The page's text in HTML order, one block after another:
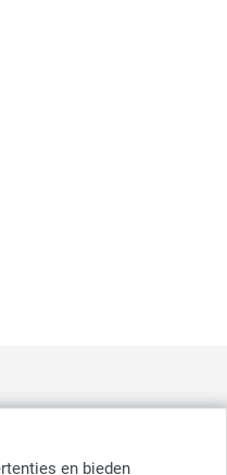
en bieden